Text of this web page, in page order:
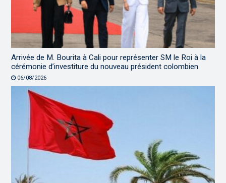
Arrivée de M. Bourita à Cali pour représenter SM le Roi à la
cérémonie d’investiture du nouveau président colombien
06/08/2026